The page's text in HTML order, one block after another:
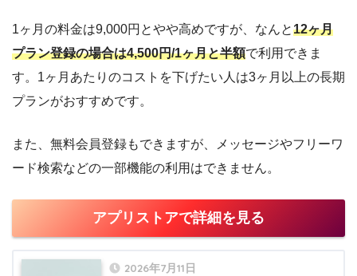
1ヶ月の料金は9,000円とやや高めですが、なんと12ヶ月
プラン登録の場合は4,500円/1ヶ月と半額で利用できま
す。1ヶ月あたりのコストを下げたい人は3ヶ月以上の長期
プランがおすすめです。
また、無料会員登録もできますが、メッセージやフリーワ
ード検索などの一部機能の利用はできません。
アプリストアで詳細を見る
2026年7月11日